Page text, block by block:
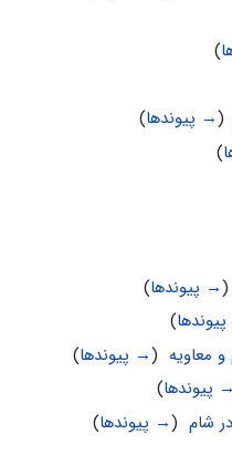
)
(→ پیوندها)
)
(→ پیوندها)
)
معاویه‏
(→ پیوندها)
پیوندها)
شام‏
(→ پیوندها)